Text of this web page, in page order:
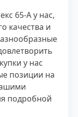
65-А у нас,
качества и
у нас
позиции на
подробной